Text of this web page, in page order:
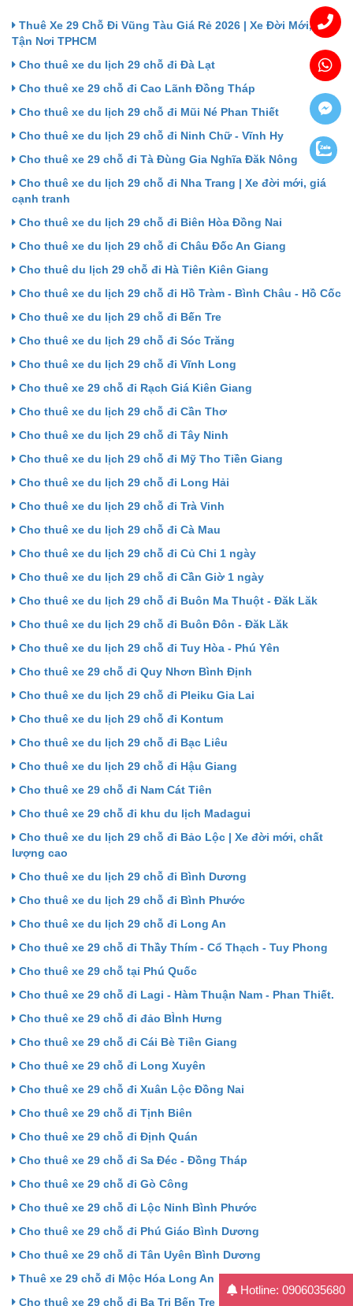
Hotline: 0906035680
Thuê Xe 29 Chỗ Đi Vũng Tàu Giá Rẻ 2026 | Xe Đời Mới, Đón
Tận Nơi TPHCM
Cho thuê xe du lịch 29 chỗ đi Đà Lạt
Cho thuê xe 29 chỗ đi Cao Lãnh Đồng Tháp
Cho thuê xe du lịch 29 chỗ đi Mũi Né Phan Thiết
Cho thuê xe du lịch 29 chỗ đi Ninh Chữ - Vĩnh Hy
Cho thuê xe 29 chỗ đi Tà Đùng Gia Nghĩa Đăk Nông
Cho thuê xe du lịch 29 chỗ đi Nha Trang | Xe đời mới, giá
cạnh tranh
Cho thuê xe du lịch 29 chỗ đi Biên Hòa Đồng Nai
Cho thuê xe du lịch 29 chỗ đi Châu Đốc An Giang
Cho thuê du lịch 29 chỗ đi Hà Tiên Kiên Giang
Cho thuê xe du lịch 29 chỗ đi Hồ Tràm - Bình Châu - Hồ Cốc
Cho thuê xe du lịch 29 chỗ đi Bến Tre
Cho thuê xe du lịch 29 chỗ đi Sóc Trăng
Cho thuê xe du lịch 29 chỗ đi Vĩnh Long
Cho thuê xe 29 chỗ đi Rạch Giá Kiên Giang
Cho thuê xe du lịch 29 chỗ đi Cần Thơ
Cho thuê xe du lịch 29 chỗ đi Tây Ninh
Cho thuê xe du lịch 29 chỗ đi Mỹ Tho Tiền Giang
Cho thuê xe du lịch 29 chỗ đi Long Hải
Cho thuê xe du lịch 29 chỗ đi Trà Vinh
Cho thuê xe du lịch 29 chỗ đi Cà Mau
Cho thuê xe du lịch 29 chỗ đi Củ Chi 1 ngày
Cho thuê xe du lịch 29 chỗ đi Cần Giờ 1 ngày
Cho thuê xe du lịch 29 chỗ đi Buôn Ma Thuột - Đăk Lăk
Cho thuê xe du lịch 29 chỗ đi Buôn Đôn - Đăk Lăk
Cho thuê xe du lịch 29 chỗ đi Tuy Hòa - Phú Yên
Cho thuê xe 29 chỗ đi Quy Nhơn Bình Định
Cho thuê xe du lịch 29 chỗ đi Pleiku Gia Lai
Cho thuê xe du lịch 29 chỗ đi Kontum
Cho thuê xe du lịch 29 chỗ đi Bạc Liêu
Cho thuê xe du lịch 29 chỗ đi Hậu Giang
Cho thuê xe 29 chỗ đi Nam Cát Tiên
Cho thuê xe 29 chỗ đi khu du lịch Madagui
Cho thuê xe du lịch 29 chỗ đi Bảo Lộc | Xe đời mới, chất
lượng cao
Cho thuê xe du lịch 29 chỗ đi Bình Dương
Cho thuê xe du lịch 29 chỗ đi Bình Phước
Cho thuê xe du lịch 29 chỗ đi Long An
Cho thuê xe 29 chỗ đi Thầy Thím - Cổ Thạch - Tuy Phong
Cho thuê xe 29 chỗ tại Phú Quốc
Cho thuê xe 29 chỗ đi Lagi - Hàm Thuận Nam - Phan Thiết.
Cho thuê xe 29 chỗ đi đảo BÌnh Hưng
Cho thuê xe 29 chỗ đi Cái Bè Tiền Giang
Cho thuê xe 29 chỗ đi Long Xuyên
Cho thuê xe 29 chỗ đi Xuân Lộc Đồng Nai
Cho thuê xe 29 chỗ đi Tịnh Biên
Cho thuê xe 29 chỗ đi Định Quán
Cho thuê xe 29 chỗ đi Sa Đéc - Đồng Tháp
Cho thuê xe 29 chỗ đi Gò Công
Cho thuê xe 29 chỗ đi Lộc Ninh Bình Phước
Cho thuê xe 29 chỗ đi Phú Giáo Bình Dương
Cho thuê xe 29 chỗ đi Tân Uyên Bình Dương
Thuê xe 29 chỗ đi Mộc Hóa Long An
Cho thuê xe 29 chỗ đi Ba Tri Bến Tre